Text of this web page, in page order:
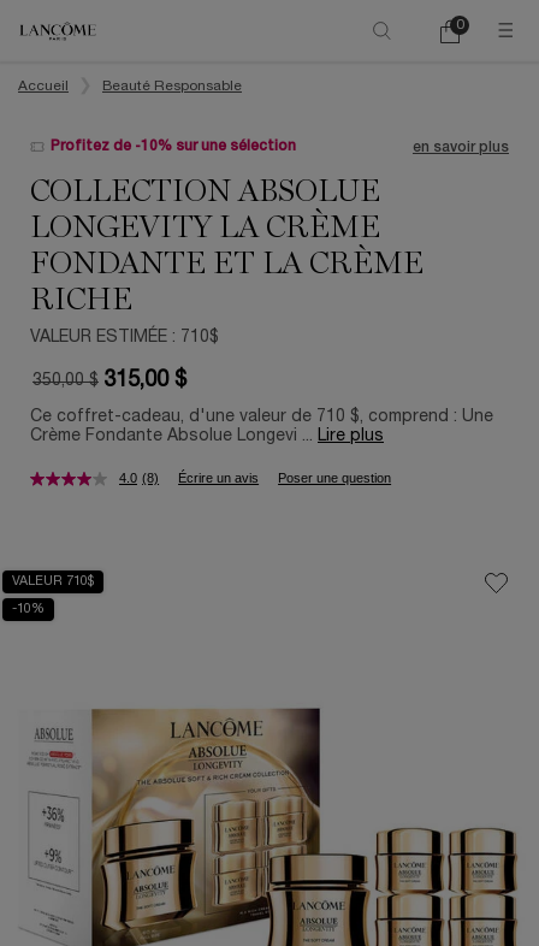
Mon
0
0 product in
Accueil
Beauté Responsable
Profitez de -10% sur une sélection en savoir plus
COLLECTION ABSOLUE
LONGEVITY LA CRÈME
FONDANTE ET LA CRÈME
RICHE
VALEUR ESTIMÉE : 710$
350,00 $ 315,00 $
Ce coffret-cadeau, d'une valeur de 710 $, comprend : Une
Crème Fondante Absolue Longevi ... Lire plus
4.0 (8) Écrire un avis Poser une question
VALEUR 710$
-10%